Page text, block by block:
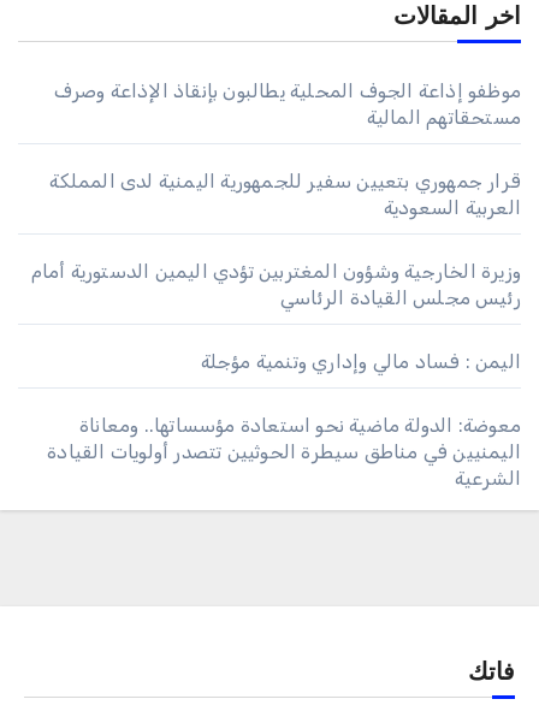
اخر المقالات
موظفو إذاعة الجوف المحلية يطالبون بإنقاذ الإذاعة وصرف
مستحقاتهم المالية
قرار جمهوري بتعيين سفير للجمهورية اليمنية لدى المملكة
العربية السعودية
وزيرة الخارجية وشؤون المغتربين تؤدي اليمين الدستورية أمام
رئيس مجلس القيادة الرئاسي
اليمن : فساد مالي وإداري وتنمية مؤجلة
معوضة: الدولة ماضية نحو استعادة مؤسساتها.. ومعاناة
اليمنيين في مناطق سيطرة الحوثيين تتصدر أولويات القيادة
الشرعية
فاتك